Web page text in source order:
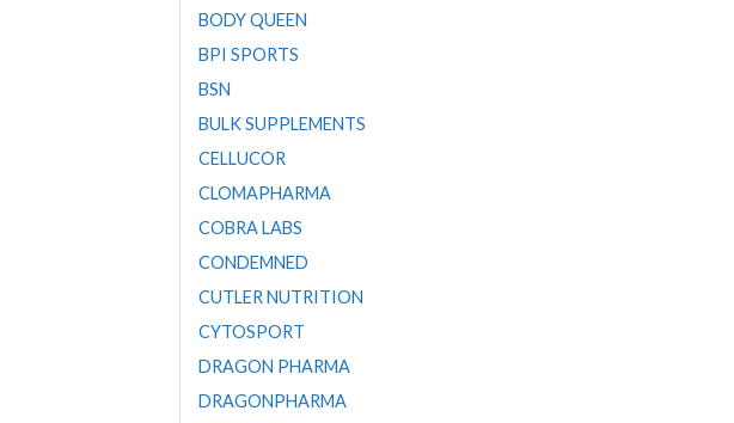
BODY QUEEN
BPI SPORTS
BSN
BULK SUPPLEMENTS
CELLUCOR
CLOMAPHARMA
COBRA LABS
CONDEMNED
CUTLER NUTRITION
CYTOSPORT
DRAGON PHARMA
DRAGONPHARMA